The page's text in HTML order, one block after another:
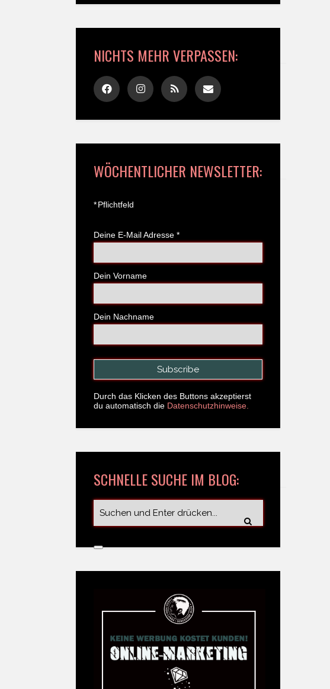
NICHTS MEHR VERPASSEN:
WÖCHENTLICHER NEWSLETTER:
*Pflichtfeld
Deine E-Mail Adresse *
Dein Vorname
Dein Nachname
Durch das Klicken des Buttons akzeptierst
du automatisch die Datenschutzhinweise.
SCHNELLE SUCHE IM BLOG: